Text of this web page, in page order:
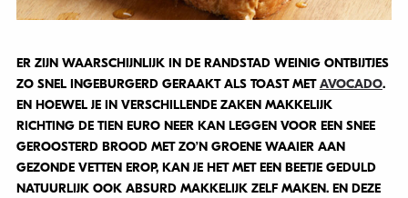
ER ZIJN WAARSCHIJNLIJK IN DE RANDSTAD WEINIG ONTBIJTJES
ZO SNEL INGEBURGERD GERAAKT ALS TOAST METAVOCADO.
EN HOEWEL JE IN VERSCHILLENDE ZAKEN MAKKELIJK
RICHTING DE TIEN EURO NEER KAN LEGGEN VOOR EEN SNEE
GEROOSTERD BROOD MET ZO’N GROENE WAAIER AAN
GEZONDE VETTEN EROP, KAN JE HET MET EEN BEETJE GEDULD
NATUURLIJK OOK ABSURD MAKKELIJK ZELF MAKEN. EN DEZE